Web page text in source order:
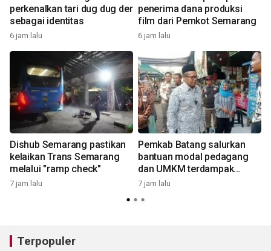
perkenalkan tari dug dug der
sebagai identitas
6 jam lalu
penerima dana produksi
film dari Pemkot Semarang
6 jam lalu
Dishub Semarang pastikan
kelaikan Trans Semarang
melalui "ramp check"
7 jam lalu
Pemkab Batang salurkan
bantuan modal pedagang
dan UMKM terdampak
relokasi
7 jam lalu
Terpopuler